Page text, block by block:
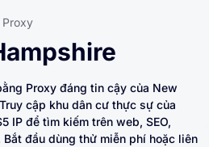
Proxy
Proxy đáng tin cậy của New
cập khu dân cư thực sự của
IP để tìm kiếm trên web, SEO,
đầu dùng thử miễn phí hoặc liên